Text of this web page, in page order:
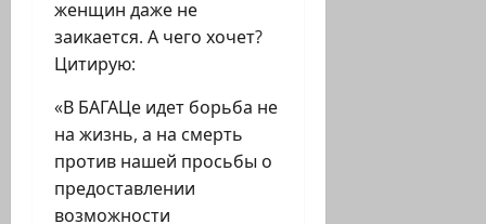
женщин даже не
заикается. А чего хочет?
Цитирую:
«В БАГАЦе идет борьба не
на жизнь, а на смерть
против нашей просьбы о
предоставлении
возможности